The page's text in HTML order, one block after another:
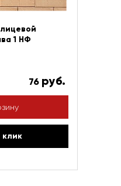
1 НФ
76 руб.
клик